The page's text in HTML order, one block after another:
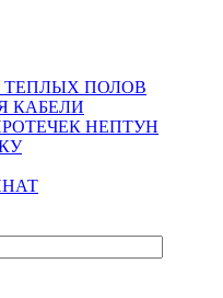
ТЕПЛЫХ ПОЛОВ
КАБЕЛИ
НЕПТУН